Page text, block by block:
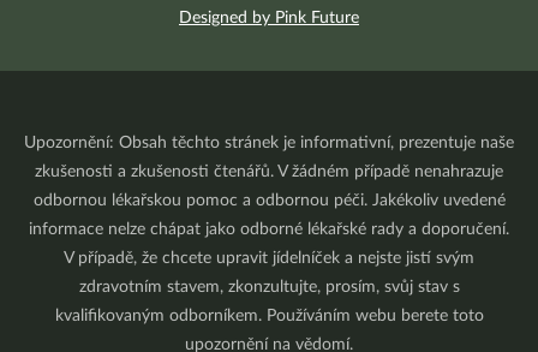
Designed by Pink Future
Upozornění: Obsah těchto stránek je informativní, prezentuje naše
zkušenosti a zkušenosti čtenářů. V žádném případě nenahrazuje
odbornou lékařskou pomoc a odbornou péči. Jakékoliv uvedené
informace nelze chápat jako odborné lékařské rady a doporučení.
V případě, že chcete upravit jídelníček a nejste jistí svým
zdravotním stavem, zkonzultujte, prosím, svůj stav s
kvalifikovaným odborníkem. Používáním webu berete toto
upozornění na vědomí.